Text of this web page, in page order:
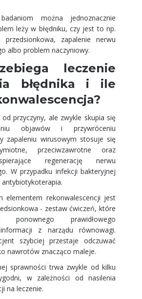
można jednoznacznie
leży w błędniku, czy jest to np.
przedsionkowa, zapalenie nerwu
albo problem naczyniowy.
leczenie
błędnika i ile
od przyczyny, ale zwykle skupia się
objawów i przywróceniu
zapaleniu wirusowym stosuje się
przeciwzawrotne oraz
regenerację nerwu
W przypadku infekcji bakteryjnej
elementem rekonwalescencji jest
- zestaw ćwiczeń, które
prawidłowego
z narządu równowagi.
szybciej przestaje odczuwać
nawrotów znacząco maleje.
sprawności trwa zwykle od kilku
w zależności od nasilenia
na leczenie.